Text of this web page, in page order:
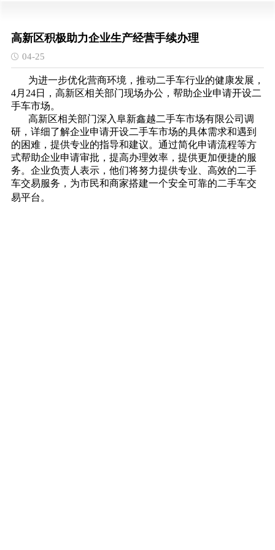
高新区积极助力企业生产经营手续办理
04-25
为进一步优化营商环境，推动二手车行业的健康发展，
4月24日，高新区相关部门现场办公，帮助企业申请开设二
手车市场。
高新区相关部门深入阜新鑫越二手车市场有限公司调
研，详细了解企业申请开设二手车市场的具体需求和遇到
的困难，提供专业的指导和建议。通过简化申请流程等方
式帮助企业申请审批，提高办理效率，提供更加便捷的服
务。企业负责人表示，他们将努力提供专业、高效的二手
车交易服务，为市民和商家搭建一个安全可靠的二手车交
易平台。